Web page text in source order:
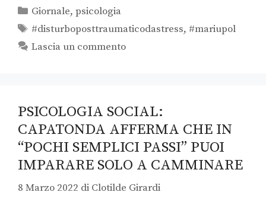
Giornale,psicologia
#disturboposttraumaticodastress, #mariupol
Lascia un commento
PSICOLOGIA SOCIAL:
CAPATONDA AFFERMA CHE IN
“POCHI SEMPLICI PASSI” PUOI
IMPARARE SOLO A CAMMINARE
8 Marzo 2022 di Clotilde Girardi